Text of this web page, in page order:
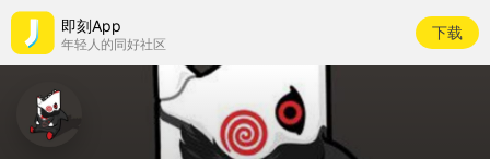
即刻App
年轻人的同好社区
下载